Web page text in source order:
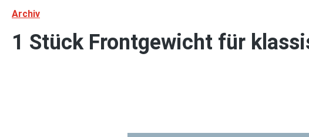
Archiv
1 Stück Frontgewicht für